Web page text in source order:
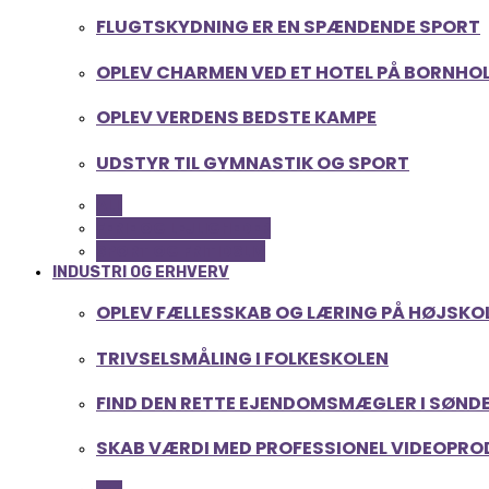
FLUGTSKYDNING ER EN SPÆNDENDE SPORT
OPLEV CHARMEN VED ET HOTEL PÅ
OPLEV VERDENS BEDSTE KAMPE
UDSTYR TIL GYMNASTIK OG SPORT
INDUSTRI OG ERHVERV
OPLEV FÆLLESSKAB OG LÆRING PÅ
TRIVSELSMÅLING I FOLKESKOLEN
FIND DEN RETTE EJENDOMSMÆGLER I
SKAB VÆRDI MED PROFESSIONEL